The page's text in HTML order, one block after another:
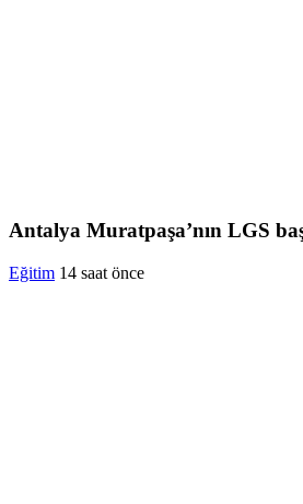
Antalya Muratpaşa’nın LGS
Eğitim 14 saat önce